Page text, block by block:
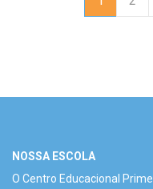
NOSSA ESCOLA
O Centro Educacional